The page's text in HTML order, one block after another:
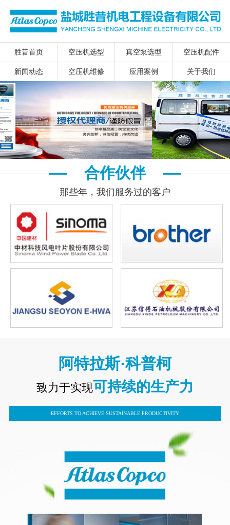
胜昔首页 空压机选型 真空泵选型 空压机配件
新闻动态 空压机维修 应用案例 关于我们
合作伙伴
那些年，我们服务过的客户
阿特拉斯·科普柯
致力于实现可持续的生产力
EFFORTS TO ACHIEVE SUSTAINABLE PRODUCTIVITY